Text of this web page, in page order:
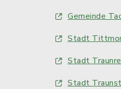
Gemeinde
Stadt
Stadt
Stadt